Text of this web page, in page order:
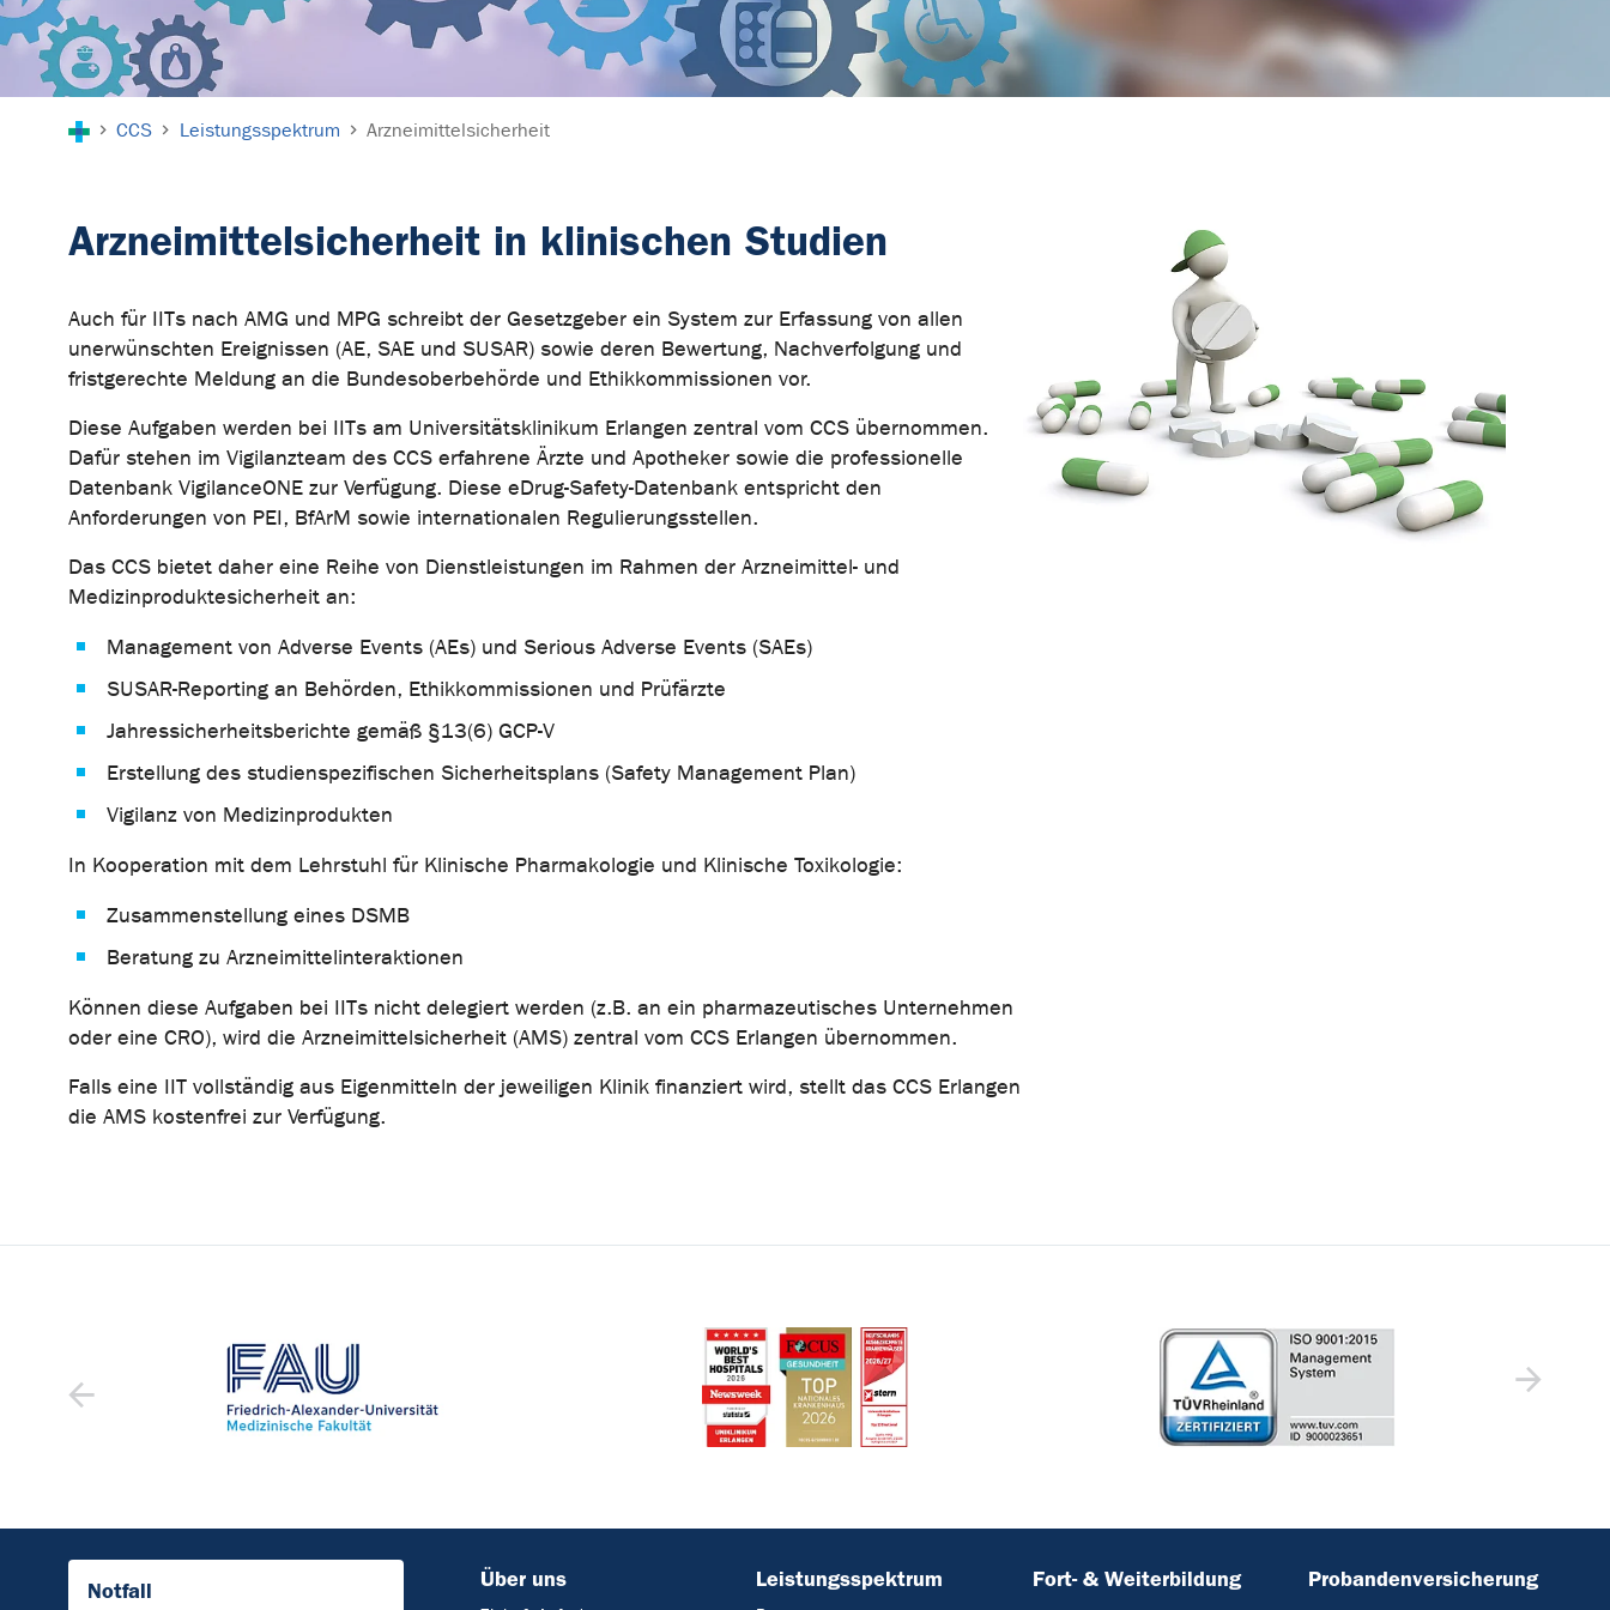
CCS Leistungsspektrum Arzneimittelsicherheit
Arzneimittelsicherheit in klinischen Studien
Auch für IITs nach AMG und MPG schreibt der Gesetzgeber ein System zur Erfassung von allen
unerwünschten Ereignissen (AE, SAE und SUSAR) sowie deren Bewertung, Nachverfolgung und
fristgerechte Meldung an die Bundesoberbehörde und Ethikkommissionen vor.
Diese Aufgaben werden bei IITs am Universitätsklinikum Erlangen zentral vom CCS übernommen.
Dafür stehen im Vigilanzteam des CCS erfahrene Ärzte und Apotheker sowie die professionelle
Datenbank VigilanceONE zur Verfügung. Diese eDrug-Safety-Datenbank entspricht den
Anforderungen von PEI, BfArM sowie internationalen Regulierungsstellen.
Das CCS bietet daher eine Reihe von Dienstleistungen im Rahmen der Arzneimittel- und
Medizinproduktesicherheit an:
Management von Adverse Events (AEs) und Serious Adverse Events (SAEs)
SUSAR-Reporting an Behörden, Ethikkommissionen und Prüfärzte
Jahressicherheitsberichte gemäß §13(6) GCP-V
Erstellung des studienspezifischen Sicherheitsplans (Safety Management Plan)
Vigilanz von Medizinprodukten
In Kooperation mit dem Lehrstuhl für Klinische Pharmakologie und Klinische Toxikologie:
Zusammenstellung eines DSMB
Beratung zu Arzneimittelinteraktionen
Können diese Aufgaben bei IITs nicht delegiert werden (z.B. an ein pharmazeutisches Unternehmen
oder eine CRO), wird die Arzneimittelsicherheit (AMS) zentral vom CCS Erlangen übernommen.
Falls eine IIT vollständig aus Eigenmitteln der jeweiligen Klinik finanziert wird, stellt das CCS Erlangen
die AMS kostenfrei zur Verfügung.
Notfall Über uns Leistungsspektrum Fort- & Weiterbildung Probandenversicherung